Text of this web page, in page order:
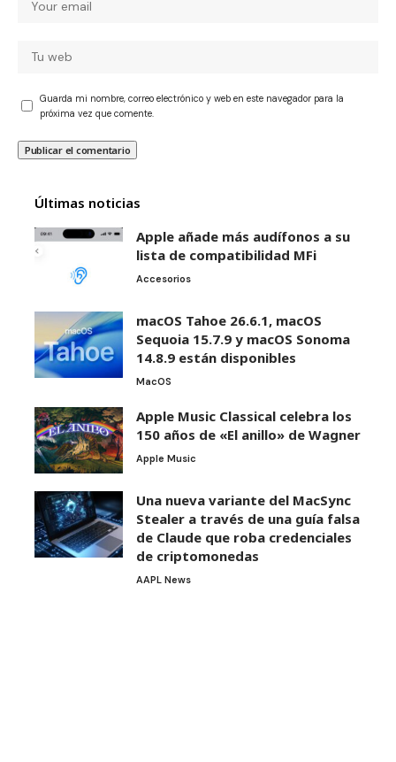
Guarda mi nombre, correo electrónico y web en este navegador para la
próxima vez que comente.
Últimas noticias
Apple añade más audífonos a su
lista de compatibilidad MFi
Accesorios
macOS Tahoe 26.6.1, macOS
Sequoia 15.7.9 y macOS Sonoma
14.8.9 están disponibles
MacOS
Apple Music Classical celebra los
150 años de «El anillo» de Wagner
Apple Music
Una nueva variante del MacSync
Stealer a través de una guía falsa
de Claude que roba credenciales
de criptomonedas
AAPL News